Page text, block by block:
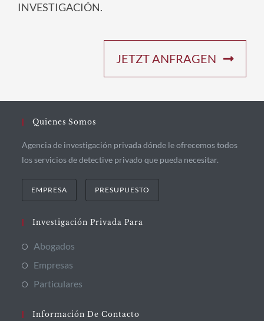
INVESTIGACIÓN.
JETZT ANFRAGEN
Quienes Somos
Agencia de investigación privada dónde le ofrecemos todos
los servicios de detective privado que pueda necesitar.
EMPRESA PRESUPUESTO
Investigación Privada Para
Abogados
Empresas
Particulares
Información De Contacto